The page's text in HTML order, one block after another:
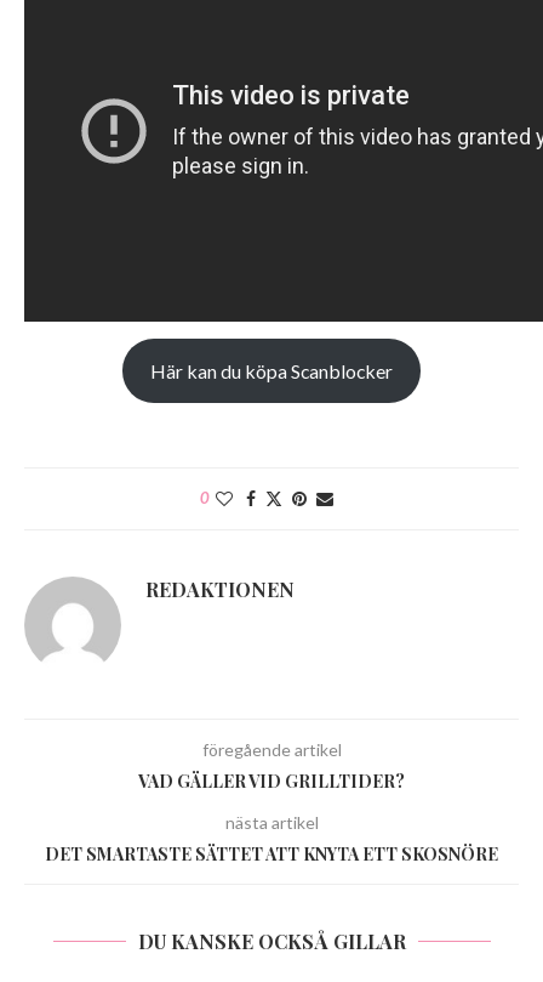
Här kan du köpa Scanblocker
0
REDAKTIONEN
föregående artikel
VAD GÄLLER VID GRILLTIDER?
nästa artikel
DET SMARTASTE SÄTTET ATT KNYTA ETT SKOSNÖRE
DU KANSKE OCKSÅ GILLAR